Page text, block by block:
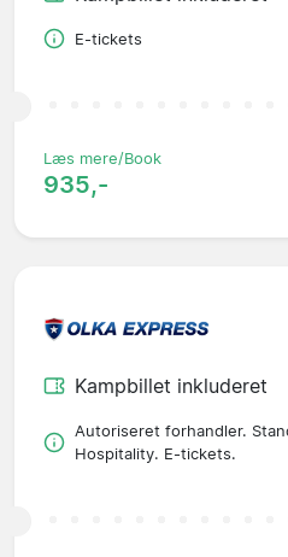
E-tickets
Læs mere/Book
935,-
Kampbillet inkluderet
Autoriseret forhandler.
Hospitality. E-tickets.